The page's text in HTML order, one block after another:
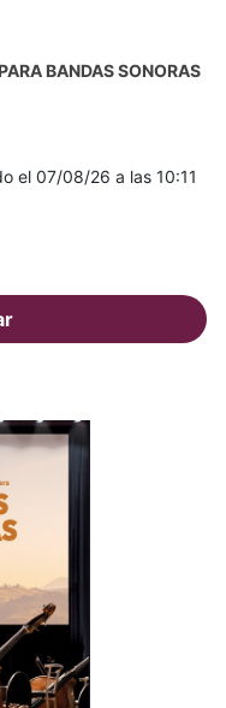
BANDAS SONORAS
el 07/08/26 a las 10:11